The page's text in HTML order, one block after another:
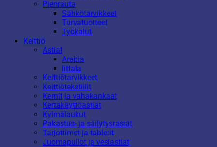
Pienrauta
Sähkötarvikkeet
Turvatuotteet
Työkalut
Keittiö
Astiat
Arabia
Iittala
Keittiötarvikkeet
Keittiötekstiilit
Kernit ja vahakankaat
Kertakäyttöastiat
Kylmälaukut
Pakastus- ja säilytysrasiat
Tarjottimet ja tabletit
Juomapullot ja vesiastiat